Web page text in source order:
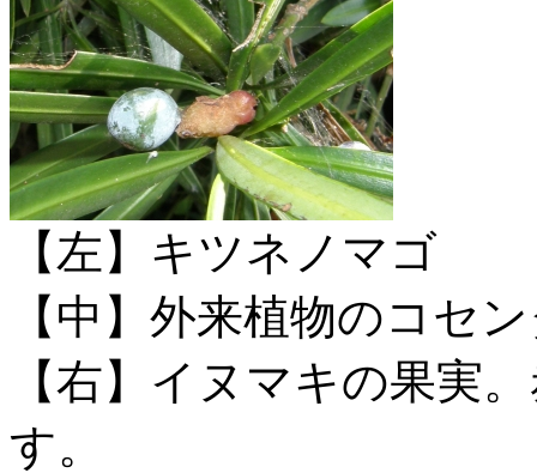
【左】キツネノマゴ
【中】外来植物のコセ
【右】イヌマキの果実
す。